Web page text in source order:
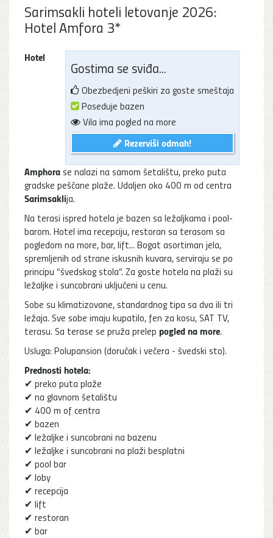
Sarimsakli hoteli letovanje 2026:
Hotel Amfora 3*
Gostima se sviđa...
Obezbedjeni peškiri za goste smeštaja
Poseduje bazen
Vila ima pogled na more
Rezerviši odmah!
Hotel
Amphorase nalazi na samom šetalištu, preko puta
gradske peščane plaže. Udaljen oko 400 m od centra
Sarimsaklija.
Na terasi ispred hotela je bazen sa ležaljkama i pool-
barom. Hotel ima recepciju, restoran sa terasom sa
pogledom na more, bar, lift... Bogat asortiman jela,
spremljenih od strane iskusnih kuvara, serviraju se po
principu “švedskog stola”. Za goste hotela na plaži su
ležaljke i suncobrani uključeni u cenu.
Sobe su klimatizovane, standardnog tipa sa dva ili tri
ležaja. Sve sobe imaju kupatilo, fen za kosu, SAT TV,
terasu. Sa terase se pruža prelep pogled na more.
Usluga: Polupansion (doručak i večera - švedski sto).
Prednosti hotela:
✔ preko puta plaže
✔ na glavnom šetalištu
✔ 400 m of centra
✔ bazen
✔ ležaljke i suncobrani na bazenu
✔ ležaljke i suncobrani na plaži besplatni
✔ pool bar
✔ loby
✔ recepcija
✔ lift
✔ restoran
✔ bar